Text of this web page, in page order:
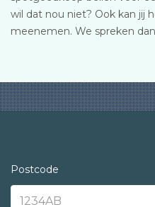
wil dat nou niet? Ook kan jij
meenemen. We spreken
Postcode